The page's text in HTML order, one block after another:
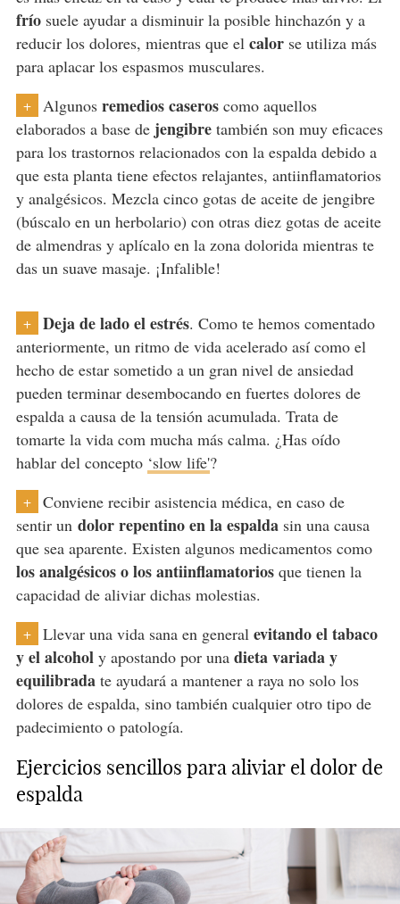
fríosuele ayudar a disminuir la posible hinchazón y a
reducir los dolores, mientras que el calorse utiliza más
para aplacar los espasmos musculares.
+ Algunos remedios caseroscomo aquellos
elaborados a base de jengibretambién son muy eficaces
para los trastornos relacionados con la espalda debido a
que esta planta tiene efectos relajantes, antiinflamatorios
y analgésicos. Mezcla cinco gotas de aceite de jengibre
(búscalo en un herbolario) con otras diez gotas de aceite
de almendras y aplícalo en la zona dolorida mientras te
das un suave masaje. ¡Infalible!
+ Deja de lado el estrés. Como te hemos comentado
anteriormente, un ritmo de vida acelerado así como el
hecho de estar sometido a un gran nivel de ansiedad
pueden terminar desembocando en fuertes dolores de
espalda a causa de la tensión acumulada. Trata de
tomarte la vida com mucha más calma. ¿Has oído
hablar del concepto ‘slow life'?
+
Conviene recibir asistencia médica, en caso de
sentir un dolor repentino en la espalda sin una causa
que sea aparente. Existen algunos medicamentos como
los analgésicos o los antiinflamatoriosque tienen la
capacidad de aliviar dichas molestias.
+ Llevar una vida sana en general evitando el tabaco
y el alcoholy apostando por una dieta variada y
equilibradate ayudará a mantener a raya no solo los
dolores de espalda, sino también cualquier otro tipo de
padecimiento o patología.
Ejercicios sencillos para aliviar el dolor de
espalda